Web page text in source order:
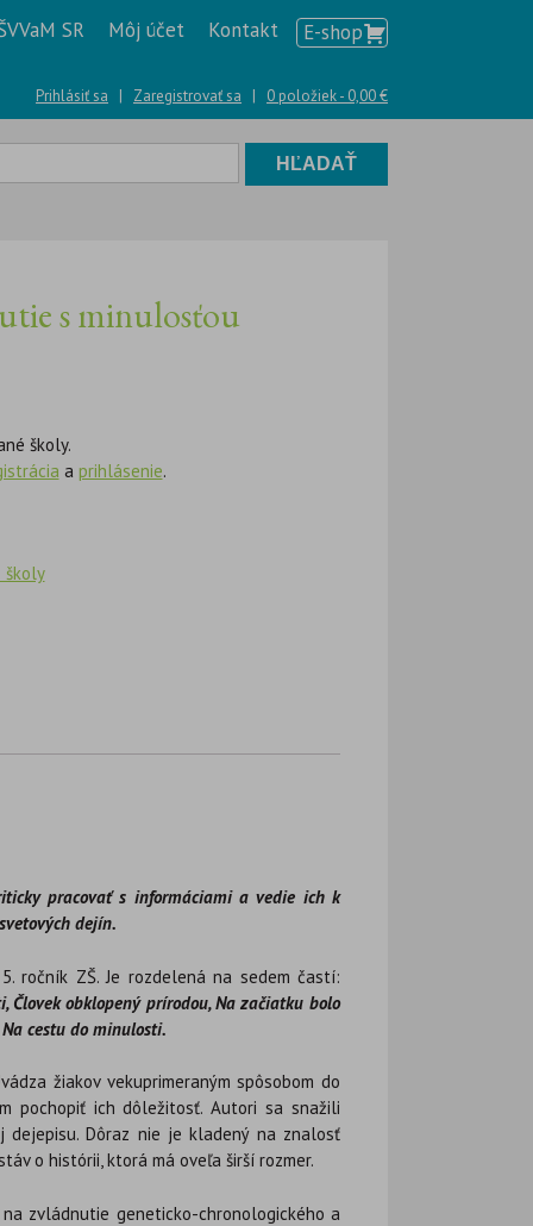
SR Môj účet Kontakt E-shop
Prihlásiť sa | Zaregistrovať sa | 0 položiek - 0,00€
s minulosťou
školy.
a prihlásenie.
školy
pracovať s informáciami a vedie ich k
dejín.
ročník ZŠ. Je rozdelená na sedem častí:
obklopený prírodou, Na začiatku bolo
cestu do minulosti.
žiakov vekuprimeraným spôsobom do
pochopiť ich dôležitosť. Autori sa snažili
Dôraz nie je kladený na znalosť
o histórii, ktorá má oveľa širší rozmer.
zvládnutie geneticko-chronologického a